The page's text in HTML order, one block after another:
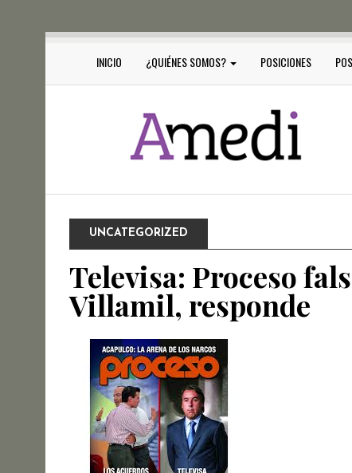
INICIO ¿QUIÉNES SOMOS? POSICIONES
UNCATEGORIZED
Televisa: Proceso
Villamil, responde